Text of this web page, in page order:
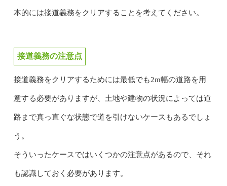
本的には接道義務をクリアすることを考えてください。
接道義務の注意点
接道義務をクリアするためには最低でも2m幅の道路を用
意する必要がありますが、土地や建物の状況によっては道
路まで真っ直ぐな状態で道を引けないケースもあるでしょ
う。
そういったケースではいくつかの注意点があるので、それ
も認識しておく必要があります。